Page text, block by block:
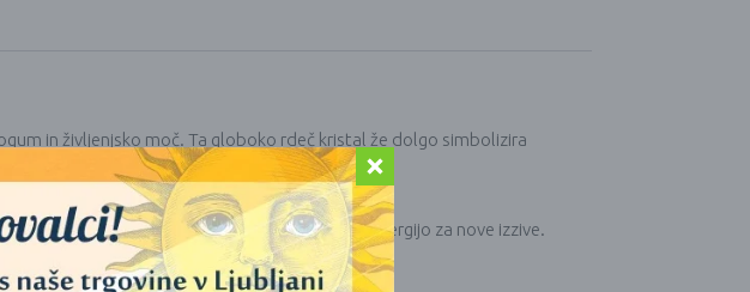
in življenjsko moč. Ta globoko rdeč kristal že dolgo simbolizira
ciljev.
dvome, krepiti samozavest ter spodbujati energijo za nove izzive.
s sabo kot z drugimi.